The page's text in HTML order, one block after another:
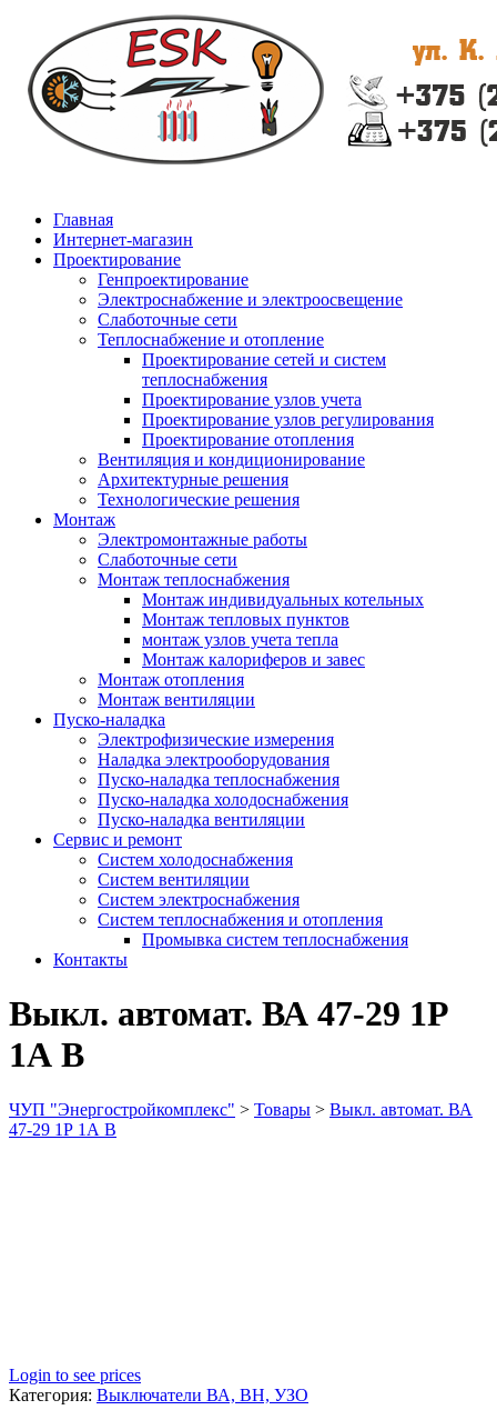
Главная
Интернет-магазин
Проектирование
Генпроектирование
Электроснабжение и электроосвещение
Слаботочные сети
Теплоснабжение и отопление
Проектирование сетей и систем
теплоснабжения
Проектирование узлов учета
Проектирование узлов регулирования
Проектирование отопления
Вентиляция и кондиционирование
Архитектурные решения
Технологические решения
Монтаж
Электромонтажные работы
Слаботочные сети
Монтаж теплоснабжения
Монтаж индивидуальных котельных
Монтаж тепловых пунктов
монтаж узлов учета тепла
Монтаж калориферов и завес
Монтаж отопления
Монтаж вентиляции
Пуско-наладка
Электрофизические измерения
Наладка электрооборудования
Пуско-наладка теплоснабжения
Пуско-наладка холодоснабжения
Пуско-наладка вентиляции
Сервис и ремонт
Систем холодоснабжения
Систем вентиляции
Систем электроснабжения
Систем теплоснабжения и отопления
Промывка систем теплоснабжения
Контакты
Выкл. автомат. ВА 47-29 1Р
1А В
ЧУП "Энергостройкомплекс" > Товары > Выкл. автомат. ВА
47-29 1Р 1А В
Login to see prices
Категория: Выключатели ВА, ВН, УЗО